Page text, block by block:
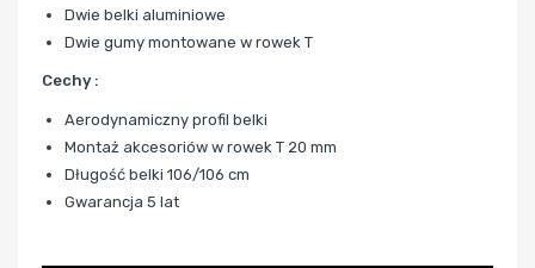
Dwie belki aluminiowe
Dwie gumy montowane w rowek T
Cechy :
Aerodynamiczny profil belki
Montaż akcesoriów w rowek T 20 mm
Długość belki 106/106 cm
Gwarancja 5 lat